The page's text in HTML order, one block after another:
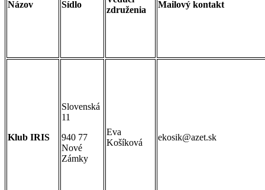
Názov Sídlo
združenia
Mailový kontakt
Klub IRIS
Slovenská
11
940 77
Nové
Zámky
Eva
Košíková
ekosik@azet.sk